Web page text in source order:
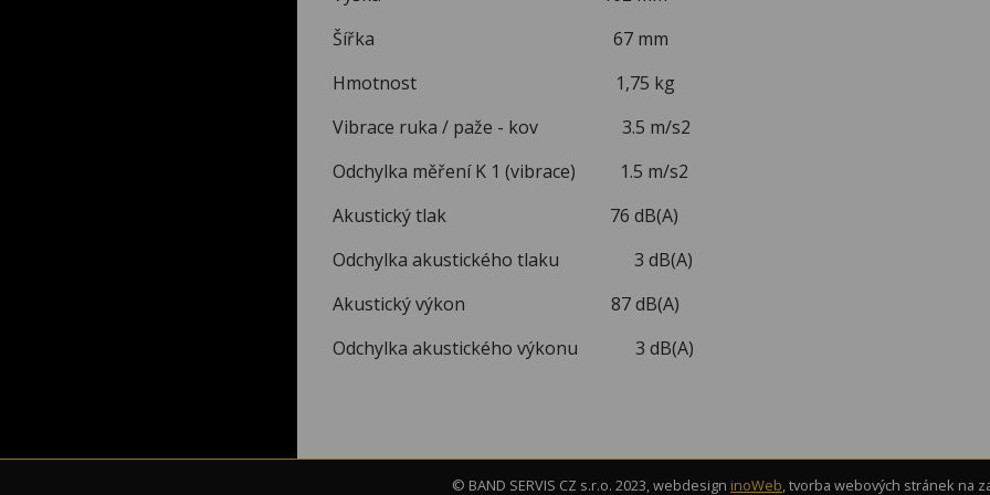
Šířka 67 mm
Hmotnost 1,75 kg
Vibrace ruka / paže - kov 3.5 m/s2
Odchylka měření K 1 (vibrace) 1.5 m/s2
Akustický tlak 76 dB(A)
Odchylka akustického tlaku 3 dB(A)
Akustický výkon 87 dB(A)
Odchylka akustického výkonu 3 dB(A)
© BAND SERVIS CZ s.r.o. 2023, webdesign inoWeb, tvorba webových stránek na